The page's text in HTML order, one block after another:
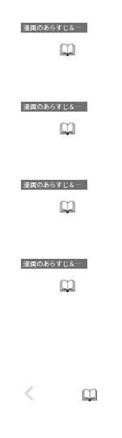
漫画のあらすじ＆見どころ
漫画のあらすじ＆見どころ
漫画のあらすじ＆見どころ
漫画のあらすじ＆見どころ